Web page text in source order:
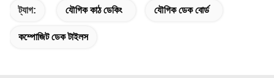
ট্যাগ: যৌগিক কাঠ ডেকিং যৌগিক ডেক বোর্ড
কম্পোজিট ডেক টাইলস